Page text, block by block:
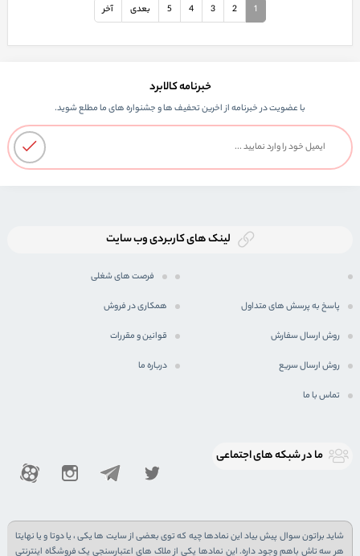
1
2
3
4
5 بعدی آخر
خبرنامه کالابرد
با عضویت در خبرنامه از اخرین تحفیف ها و جشنواره های ما مطلع شوید.
لینک های کاربردی وب سایت
فرصت های شغلی
پاسخ به پرسش های متداول همکاری در فروش
روش ارسال سفارش قوانین و مقررات
روش ارسال سریع درباره ما
تماس با ما
ما در شبكه های اجتماعی
شاید براتون سوال پیش بیاد این نمادها چیه که توی بعضی از سایت ها یکی ، یا دوتا و یا نهایتا
هر سه تاش باهم وجود داره. این نمادها یکی از ملاک های اعتبارسنجی یک فروشگاه اینترنتی